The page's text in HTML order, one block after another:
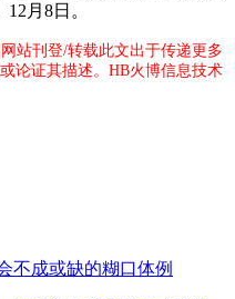
月8日。
站刊登/转载此文出于传递更多
论证其描述。HB火博信息技术
不成或缺的糊口体例